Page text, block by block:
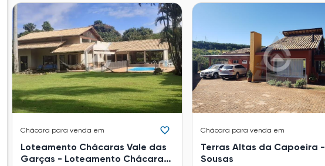
Chácara para venda em
Loteamento Chácaras Vale das
Garças - Loteamento Chácaras
Chácara para venda em
Terras Altas da Capoeira -
Sousas